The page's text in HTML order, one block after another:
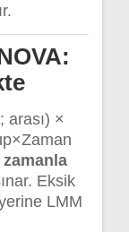
arası) ×
zamanla
Eksik
LMM